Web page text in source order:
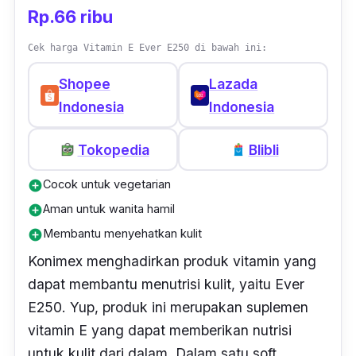
melindungi kulit dari ancaman radikal bebas.
matahari langsung dan hindari tempat
penyimpanan yang lembap.
Rp.66 ribu
Cek harga Vitamin E Ever E250 di bawah ini:
Shopee
Indonesia
Lazada
Indonesia
Tokopedia Blibli
add_circleCocok untuk vegetarian
add_circleAman untuk wanita hamil
add_circleMembantu menyehatkan kulit
Konimex menghadirkan produk vitamin yang
dapat membantu menutrisi kulit, yaitu Ever
E250. Yup, produk ini merupakan suplemen
vitamin E yang dapat memberikan nutrisi